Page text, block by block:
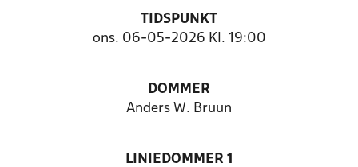
TIDSPUNKT
ons. 06-05-2026 Kl. 19:00
DOMMER
Anders W. Bruun
LINIEDOMMER 1